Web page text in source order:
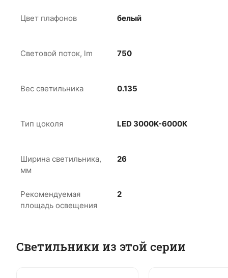
Цвет плафонов белый
Световой поток, lm 750
Вес светильника 0.135
Тип цоколя LED 3000K-6000K
Ширина светильника,
мм
26
Рекомендуемая
площадь освещения
2
Светильники из этой серии